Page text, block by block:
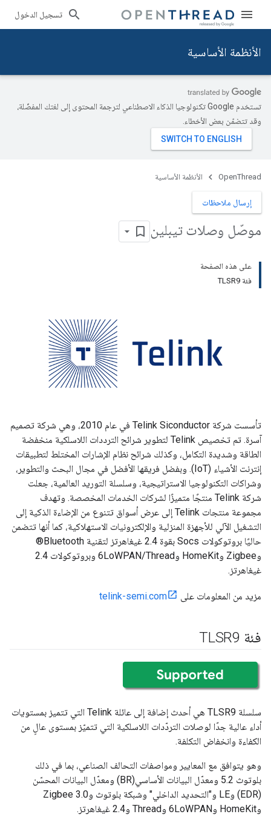
تسجيل الدخول
الأنظمة الأساسية
تستخدم Google تكنولوجيا الذكاء الاصطناعي لترجمة المحتوى إلى لغتك المفضّلة،
وقد تتضمّن بعض الأخطاء.
OpenThread الأنظمة الأساسية
إرسال ملاحظات
موصّل وصلات تيبلين
على هذه الصفحة
فئة TLSR9
تأسست شركة Telink Siconductor في عام 2010، وهي شركة تصميم
آسرة. تم تخصيص Telink لتطوير شرائح الترددات اللاسلكية منخفضة
الطاقة وشديدة التكامل، وكذلك شرائح نظام الإشارات المختلط لتطبيقات
إنترنت الأشياء (IoT). وبفضل فريقها الأفضل في مجال البحث والتطوير،
وشراكات التكنولوجيا الاستراتيجية، وسلسلة التوريد العالمية، جعلت
شركة Telink منتجًا متميزًا لشركات الخدمات المخصصة. وتهدف
مجموعة منتجات Telink إلى عرض أسواق تتنوع من الإضاءة الذكية إلى
التشغيل الآلي للأجهزة المنزلية والإلكترونيات الاستهلاكية، كما أنها تتضمن
حاليًا بروتوكولات Socs بقوة 2.4 غيغاهرتز لتقنية Bluetooth®
وZigbee وHomeKit و6LoWPAN/Thread وبروتوكولات 2.4
غيغاهرتز.
مزيد من المعلومات على telink-semi.com
فئة TLSR9
سلسلة TLSR9 هي أحدث إضافة إلى عائلة Telink التي تتميز بمستويات
أداء عالية جدًا لوصلات التردّدات اللاسلكية التي تتميّز بمستوى عالٍ من
الكفاءة وانخفاض التكلفة.
وهو يتوافق مع المعايير ومواصفات التحالف الصناعي، بما في ذلك
بلوتوث 5.2 ومعدّل البيانات الأساسي(BR) ومعدّل البيانات المحسّن
(EDR) وLE و"التحديد الداخلي" وشبكة بلوتوث وZigbee 3.0
وHomeKit و6LoWPAN وThread و2.4 غيغاهرتز.